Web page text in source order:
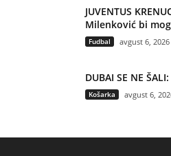
JUVENTUS
Milenković bi
Fudbal avgust 6, 2026
DUBAI SE NE
Košarka avgust 6,